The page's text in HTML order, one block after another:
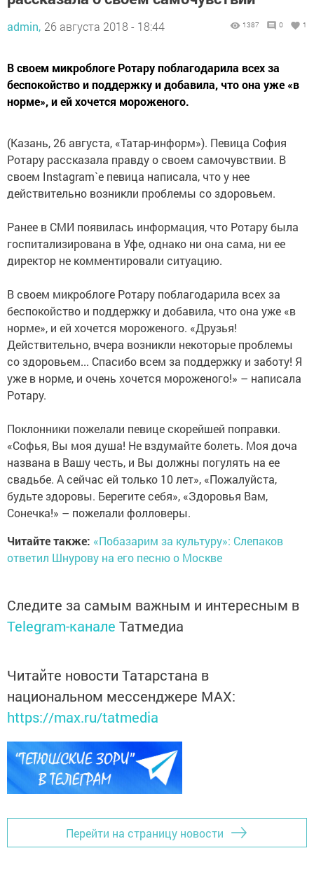
admin, 26 августа 2018 - 18:44 1387 0 1
В своем микроблоге Ротару поблагодарила всех за
беспокойство и поддержку и добавила, что она уже «в
норме», и ей хочется мороженого.
(Казань, 26 августа, «Татар-информ»). Певица София
Ротару рассказала правду о своем самочувствии. В
своем Instagram`e певица написала, что у нее
действительно возникли проблемы со здоровьем.
Ранее в СМИ появилась информация, что Ротару была
госпитализирована в Уфе, однако ни она сама, ни ее
директор не комментировали ситуацию.
В своем микроблоге Ротару поблагодарила всех за
беспокойство и поддержку и добавила, что она уже «в
норме», и ей хочется мороженого. «Друзья!
Действительно, вчера возникли некоторые проблемы
со здоровьем... Спасибо всем за поддержку и заботу! Я
уже в норме, и очень хочется мороженого!» – написала
Ротару.
Поклонники пожелали певице скорейшей поправки.
«Софья, Вы моя душа! Не вздумайте болеть. Моя доча
названа в Вашу честь, и Вы должны погулять на ее
свадьбе. А сейчас ей только 10 лет», «Пожалуйста,
будьте здоровы. Берегите себя», «Здоровья Вам,
Сонечка!» – пожелали фолловеры.
Читайте также: «Побазарим за культуру»: Слепаков
ответил Шнурову на его песню о Москве
Следите за самым важным и интересным в
Telegram-канале Татмедиа
Читайте новости Татарстана в
национальном мессенджере MАХ:
https://max.ru/tatmedia
Перейти на страницу новости